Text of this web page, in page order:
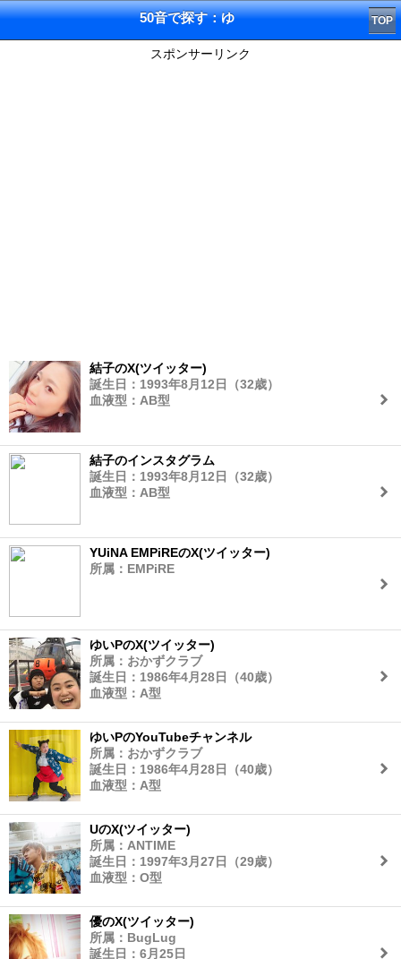
50音で探す：ゆ TOP
スポンサーリンク
結子のX(ツイッター)
誕生日：1993年8月12日（32歳）
血液型：AB型
結子のインスタグラム
誕生日：1993年8月12日（32歳）
血液型：AB型
YUiNA EMPiREのX(ツイッター)
所属：EMPiRE
ゆいPのX(ツイッター)
所属：おかずクラブ
誕生日：1986年4月28日（40歳）
血液型：A型
ゆいPのYouTubeチャンネル
所属：おかずクラブ
誕生日：1986年4月28日（40歳）
血液型：A型
UのX(ツイッター)
所属：ANTIME
誕生日：1997年3月27日（29歳）
血液型：O型
優のX(ツイッター)
所属：BugLug
誕生日：6月25日